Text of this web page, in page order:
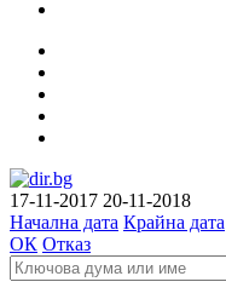
17-11-2017 20-11-2018
Начална дата Крайна дата
ОК Отказ